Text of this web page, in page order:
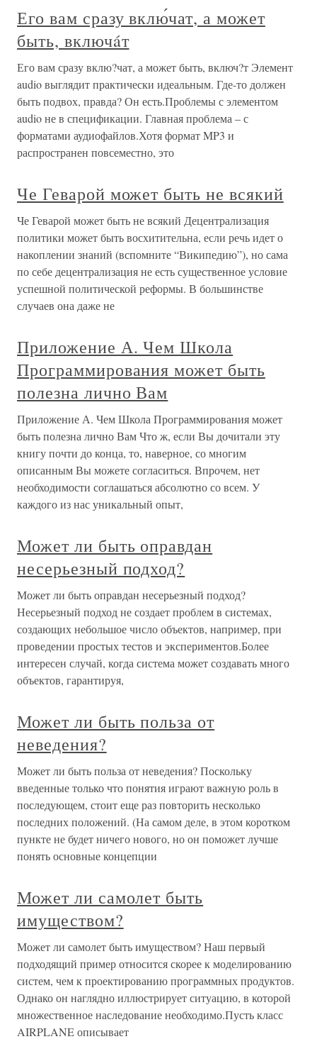
Его вам сразу вклю́чат, а может
быть, включáт
Его вам сразу вклю?чат, а может быть, включ?т Элемент
audio выглядит практически идеальным. Где-то должен
быть подвох, правда? Он есть.Проблемы с элементом
audio не в спецификации. Главная проблема – с
форматами аудиофайлов.Хотя формат MP3 и
распространен повсеместно, это
Че Геварой может быть не всякий
Че Геварой может быть не всякий Децентрализация
политики может быть восхитительна, если речь идет о
накоплении знаний (вспомните “Википедию”), но сама
по себе децентрализация не есть существенное условие
успешной политической реформы. В большинстве
случаев она даже не
Приложение А. Чем Школа
Программирования может быть
полезна лично Вам
Приложение А. Чем Школа Программирования может
быть полезна лично Вам Что ж, если Вы дочитали эту
книгу почти до конца, то, наверное, со многим
описанным Вы можете согласиться. Впрочем, нет
необходимости соглашаться абсолютно со всем. У
каждого из нас уникальный опыт,
Может ли быть оправдан
несерьезный подход?
Может ли быть оправдан несерьезный подход?
Несерьезный подход не создает проблем в системах,
создающих небольшое число объектов, например, при
проведении простых тестов и экспериментов.Более
интересен случай, когда система может создавать много
объектов, гарантируя,
Может ли быть польза от
неведения?
Может ли быть польза от неведения? Поскольку
введенные только что понятия играют важную роль в
последующем, стоит еще раз повторить несколько
последних положений. (На самом деле, в этом коротком
пункте не будет ничего нового, но он поможет лучше
понять основные концепции
Может ли самолет быть
имуществом?
Может ли самолет быть имуществом? Наш первый
подходящий пример относится скорее к моделированию
систем, чем к проектированию программных продуктов.
Однако он наглядно иллюстрирует ситуацию, в которой
множественное наследование необходимо.Пусть класс
AIRPLANE описывает